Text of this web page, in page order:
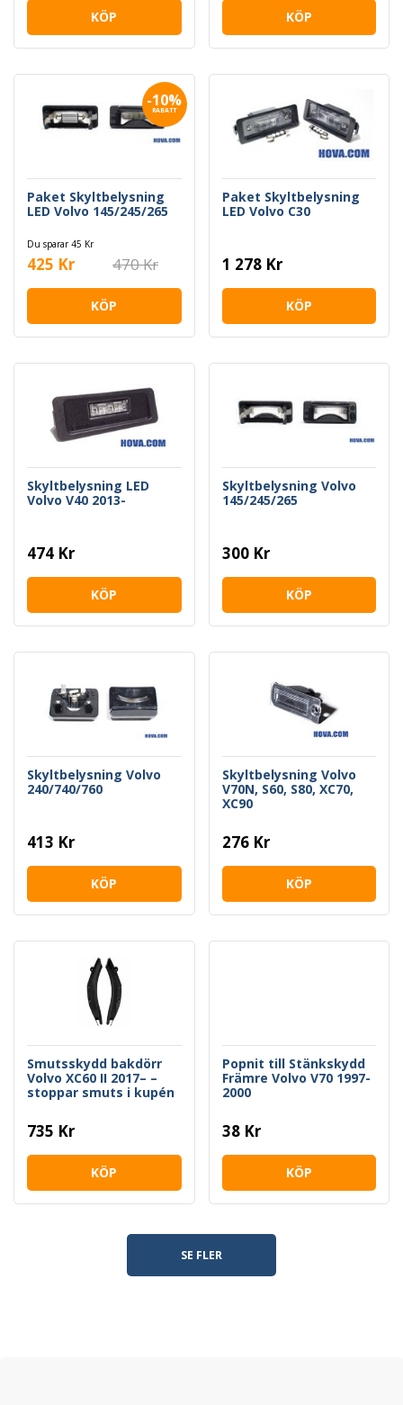
KÖP KÖP
-10%
RABATT
Paket Skyltbelysning
LED Volvo 145/245/265
Du sparar 45 Kr
425 Kr 470 Kr
KÖP
Paket Skyltbelysning
LED Volvo C30
1 278 Kr
KÖP
Skyltbelysning LED
Volvo V40 2013-
474 Kr
KÖP
Skyltbelysning Volvo
145/245/265
300 Kr
KÖP
Skyltbelysning Volvo
240/740/760
413 Kr
KÖP
Skyltbelysning Volvo
V70N, S60, S80, XC70,
XC90
276 Kr
KÖP
Smutsskydd bakdörr
Volvo XC60 II 2017– –
stoppar smuts i kupén
735 Kr
KÖP
Popnit till Stänkskydd
Främre Volvo V70 1997-
2000
38 Kr
KÖP
SE FLER